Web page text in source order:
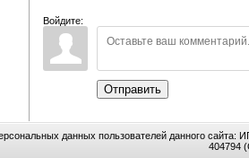
Войдите:
Отправить
данных пользователей данного
404794